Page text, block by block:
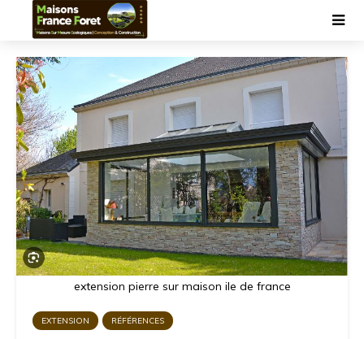
extension pierre sur maison ile de france
EXTENSION RÉFÉRENCES